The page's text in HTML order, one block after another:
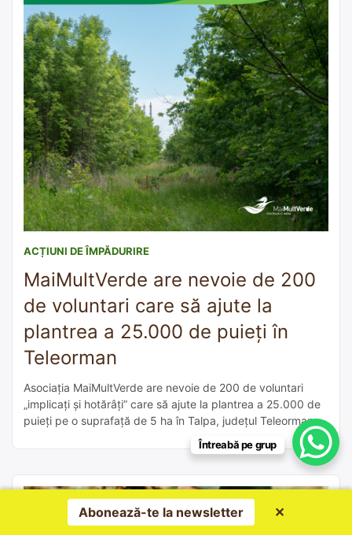
ACȚIUNI DE ÎMPĂDURIRE
MaiMultVerde are nevoie de 200
de voluntari care să ajute la
plantrea a 25.000 de puieți în
Teleorman
Asociația MaiMultVerde are nevoie de 200 de voluntari
„implicați și hotărâți” care să ajute la plantrea a 25.000 de
puieți pe o suprafață de 5 ha în Talpa, județul Teleorman
Asociația asigură transport din București până la locul
plantării, un prânz 100% tradițional, muzică antrenantă și
multe alte surprize. Completează formularul de înscriere
până pe […]
Abonează-te la newsletter ✕
Întreabă pe grup